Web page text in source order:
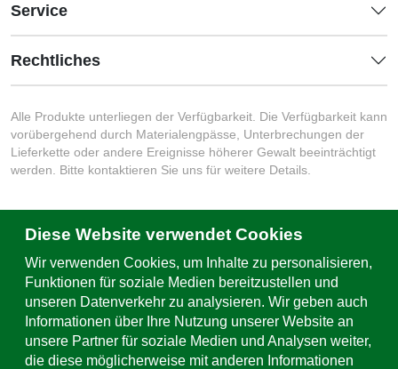
Diese Website verwendet Cookies
Wir verwenden Cookies, um Inhalte zu personalisieren,
Funktionen für soziale Medien bereitzustellen und
unseren Datenverkehr zu analysieren. Wir geben auch
Informationen über Ihre Nutzung unserer Website an
unsere Partner für soziale Medien und Analysen weiter,
die diese möglicherweise mit anderen Informationen
Service
Rechtliches
Alle Produkte unterliegen der Verfügbarkeit. Die Verfügbarkeit kann
vorübergehend durch Materialengpässe, Unterbrechungen der
Lieferkette oder andere Ereignisse höherer Gewalt beeinträchtigt
werden. Bitte kontaktieren Sie uns für weitere Details.
Schreiben Sie uns
Kontaktformular & Standorte
Support & Service
+49 (0)781 508-0